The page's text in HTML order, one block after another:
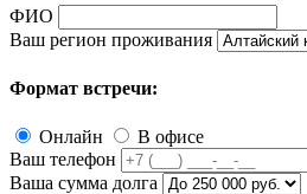
ФИО
Ваш регион проживания
Формат встречи:
Онлайн
В офисе
Ваш телефон
Ваша сумма долга